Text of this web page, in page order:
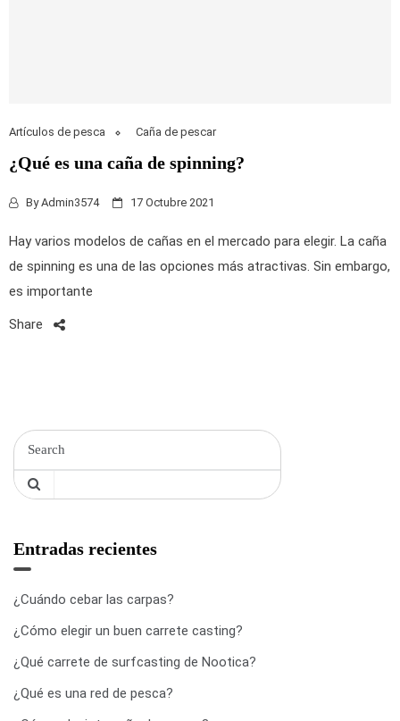
Artículos de pesca Caña de pescar
¿Qué es una caña de spinning?
ByAdmin3574 17 Octubre 2021
Hay varios modelos de cañas en el mercado para elegir. La caña
de spinning es una de las opciones más atractivas. Sin embargo,
es importante
Share
Entradas recientes
¿Cuándo cebar las carpas?
¿Cómo elegir un buen carrete casting?
¿Qué carrete de surfcasting de Nootica?
¿Qué es una red de pesca?